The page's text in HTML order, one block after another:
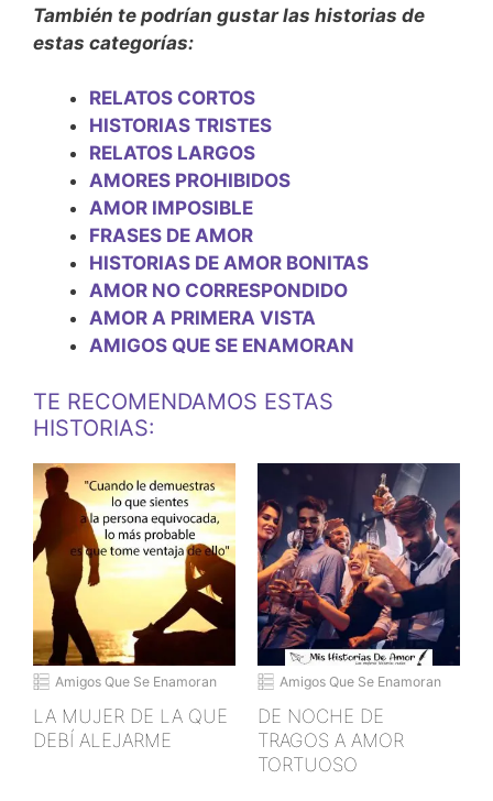
También te podrían gustar las historias de
estas categorías:
RELATOS CORTOS
HISTORIAS TRISTES
RELATOS LARGOS
AMORES PROHIBIDOS
AMOR IMPOSIBLE
FRASES DE AMOR
HISTORIAS DE AMOR BONITAS
AMOR NO CORRESPONDIDO
AMOR A PRIMERA VISTA
AMIGOS QUE SE ENAMORAN
TE RECOMENDAMOS ESTAS
HISTORIAS:
Amigos Que Se Enamoran
LA MUJER DE LA QUE
DEBÍ ALEJARME
Amigos Que Se Enamoran
DE NOCHE DE
TRAGOS A AMOR
TORTUOSO